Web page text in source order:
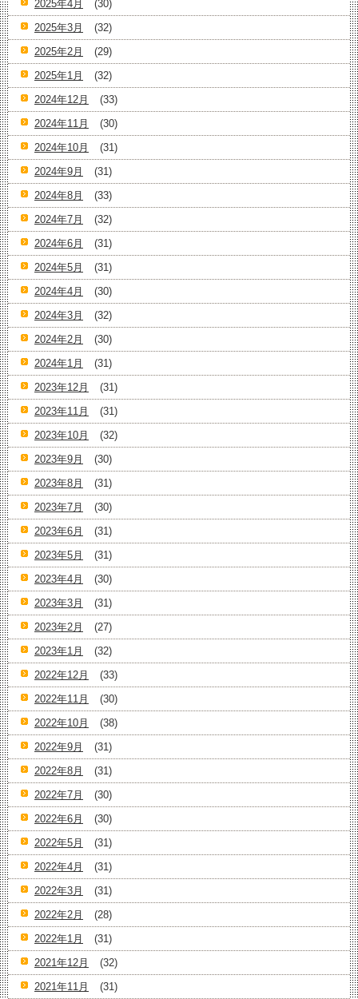
2025年4月
(30)
2025年3月
(32)
2025年2月
(29)
2025年1月
(32)
2024年12月
(33)
2024年11月
(30)
2024年10月
(31)
2024年9月
(31)
2024年8月
(33)
2024年7月
(32)
2024年6月
(31)
2024年5月
(31)
2024年4月
(30)
2024年3月
(32)
2024年2月
(30)
2024年1月
(31)
2023年12月
(31)
2023年11月
(31)
2023年10月
(32)
2023年9月
(30)
2023年8月
(31)
2023年7月
(30)
2023年6月
(31)
2023年5月
(31)
2023年4月
(30)
2023年3月
(31)
2023年2月
(27)
2023年1月
(32)
2022年12月
(33)
2022年11月
(30)
2022年10月
(38)
2022年9月
(31)
2022年8月
(31)
2022年7月
(30)
2022年6月
(30)
2022年5月
(31)
2022年4月
(31)
2022年3月
(31)
2022年2月
(28)
2022年1月
(31)
2021年12月
(32)
2021年11月
(31)